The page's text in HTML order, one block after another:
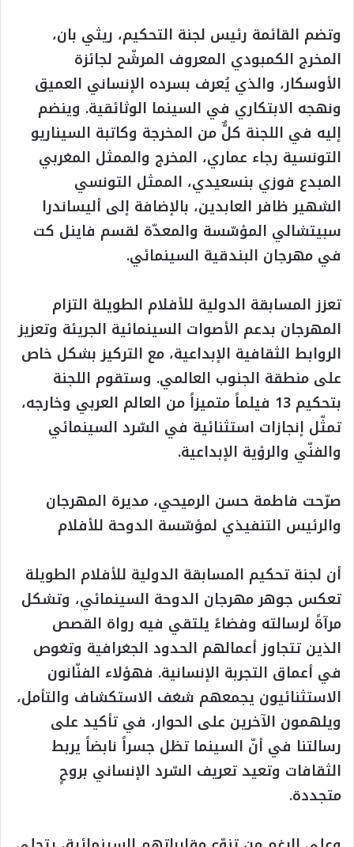
وتضم القائمة رئيس لجنة التحكيم، ريثي بان،
المخرج الكمبودي المعروف المرشّح لجائزة
الأوسكار، والذي يُعرف بسرده الإنساني العميق
ونهجه الابتكاري في السينما الوثائقية. وينضم
إليه في اللجنة كلٌّ من المخرجة وكاتبة السيناريو
التونسية رجاء عماري، المخرج والممثل المغربي
المبدع فوزي بنسعيدي، الممثل التونسي
الشهير ظافر العابدين، بالإضافة إلى أليساندرا
سبيتشالي المؤسّسة والمعدّة لقسم فاينل كت
في مهرجان البندقية السينمائي.
تعزز المسابقة الدولية للأفلام الطويلة التزام
المهرجان بدعم الأصوات السينمائية الجريئة وتعزيز
الروابط الثقافية الإبداعية، مع التركيز بشكل خاص
على منطقة الجنوب العالمي. وستقوم اللجنة
بتحكيم 13 فيلماً متميزاً من العالم العربي وخارجه،
تمثّل إنجازات استثنائية في السّرد السينمائي
والفنّي والرؤية الإبداعية.
صرّحت فاطمة حسن الرميحي، مديرة المهرجان
والرئيس التنفيذي لمؤسّسة الدوحة للأفلام
أن لجنة تحكيم المسابقة الدولية للأفلام الطويلة
تعكس جوهر مهرجان الدوحة السينمائي، وتشكل
مرآةً لرسالته وفضاءً يلتقي فيه رواة القصص
الذين تتجاوز أعمالهم الحدود الجغرافية وتغوص
في أعماق التجربة الإنسانية. فهؤلاء الفنّانون
الاستثنائيون يجمعهم شغف الاستكشاف والتأمل،
ويلهمون الآخرين على الحوار، في تأكيد على
رسالتنا في أنّ السينما تظل جسراً نابضاً يربط
الثقافات وتعيد تعريف السّرد الإنساني بروحٍ
متجددة.